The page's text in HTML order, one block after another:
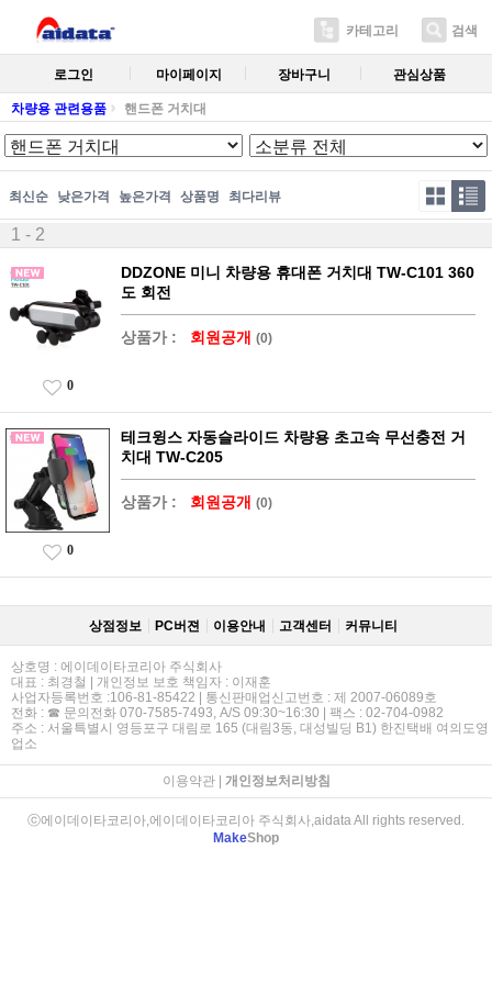
카테고리 검색
로그인 마이페이지 장바구니 관심상품
차량용 관련용품 핸드폰 거치대
최신순 낮은가격 높은가격 상품명 최다리뷰
1 - 2
DDZONE 미니 차량용 휴대폰 거치대 TW-C101 360
도 회전
상품가 : 회원공개 (0)
0
테크윙스 자동슬라이드 차량용 초고속 무선충전 거
치대 TW-C205
상품가 : 회원공개 (0)
0
상점정보 PC버젼 이용안내 고객센터 커뮤니티
상호명 : 에이데이타코리아 주식회사
대표 : 최경철 | 개인정보 보호 책임자 : 이재훈
사업자등록번호 :106-81-85422 | 통신판매업신고번호 : 제 2007-06089호
전화 : ☎ 문의전화 070-7585-7493, A/S 09:30~16:30 | 팩스 : 02-704-0982
주소 : 서울특별시 영등포구 대림로 165 (대림3동, 대성빌딩 B1) 한진택배 여의도영
업소
이용약관| 개인정보처리방침
ⓒ에이데이타코리아,에이데이타코리아 주식회사,aidata All rights reserved.
MakeShop